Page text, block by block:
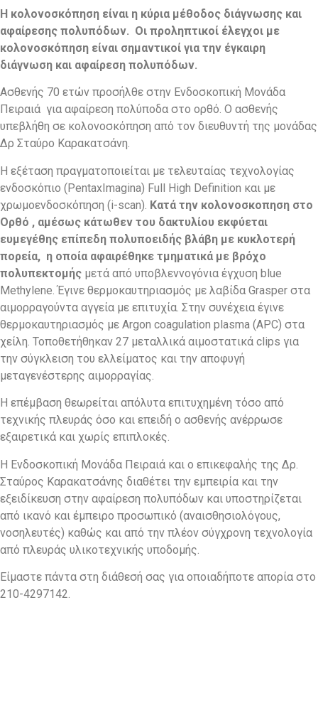
Η κολονοσκόπηση είναι η κύρια μέθοδος διάγνωσης και
αφαίρεσης πολυπόδων. Οι προληπτικοί έλεγχοι με
κολονοσκόπηση είναι σημαντικοί για την έγκαιρη
διάγνωση και αφαίρεση πολυπόδων.
Ασθενής 70 ετών προσήλθε στην Ενδοσκοπική Μονάδα
Πειραιά για αφαίρεση πολύποδα στο ορθό. Ο ασθενής
υπεβλήθη σε κολονοσκόπηση από τον διευθυντή της μονάδας
Δρ Σταύρο Καρακατσάνη.
H εξέταση πραγματοποιείται με τελευταίας τεχνολογίας
ενδοσκόπιο (PentaxImagina) Full High Definition και με
χρωμοενδοσκόπηση (i-scan). Κατά την κολονοσκοπηση στο
Ορθό , αμέσως κάτωθεν του δακτυλίου εκφύεται
ευμεγέθης επίπεδη πολυποειδής βλάβη με κυκλοτερή
πορεία, η οποία αφαιρέθηκε τμηματικά με βρόχο
πολυπεκτομής μετά από υποβλεννογόνια έγχυση blue
Methylene. Έγινε θερμοκαυτηριασμός με λαβίδα Grasper στα
αιμορραγούντα αγγεία με επιτυχία. Στην συνέχεια έγινε
θερμοκαυτηριασμός με Argon coagulation plasma (APC) στα
χείλη. Τοποθετήθηκαν 27 μεταλλικά αιμοστατικά clips για
την σύγκλειση του ελλείματος και την αποφυγή
μεταγενέστερης αιμορραγίας.
Η επέμβαση θεωρείται απόλυτα επιτυχημένη τόσο από
τεχνικής πλευράς όσο και επειδή ο ασθενής ανέρρωσε
εξαιρετικά και χωρίς επιπλοκές.
Η Ενδοσκοπική Μονάδα Πειραιά και ο επικεφαλής της Δρ.
Σταύρος Καρακατσάνης διαθέτει την εμπειρία και την
εξειδίκευση στην αφαίρεση πολυπόδων και υποστηρίζεται
από ικανό και έμπειρο προσωπικό (αναισθησιολόγους,
νοσηλευτές) καθώς και από την πλέον σύγχρονη τεχνολογία
από πλευράς υλικοτεχνικής υποδομής.
Είμαστε πάντα στη διάθεσή σας για οποιαδήποτε απορία στο
210-4297142.